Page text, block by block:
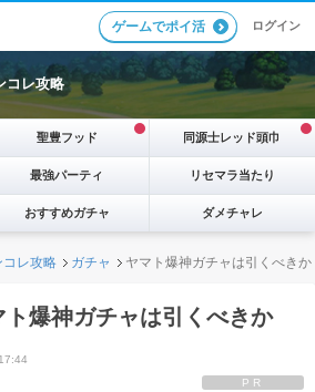
ゲームでポイ活 ログイン
コレ攻略
聖豊フッド 同源士レッド頭巾
最強パーティ リセマラ当たり
おすすめガチャ ダメチャレ
コレ攻略 ガチャ ヤマト爆神ガチャは引くべきか
ト爆神ガチャは引くべきか
PR